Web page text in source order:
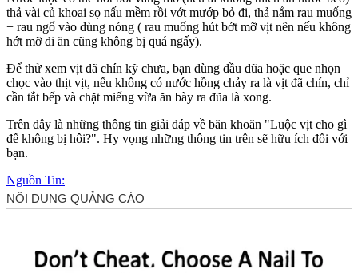
thả vài củ khoai sọ nấu mềm rồi vớt mướp bỏ đi, thả nắm rau muống
+ rau ngổ vào dùng nóng ( rau muống hút bớt mỡ vịt nên nếu không
hớt mỡ đi ăn cũng không bị quá ngấy).
Để thử xem vịt đã chín kỹ chưa, bạn dùng đầu đũa hoặc que nhọn
chọc vào thịt vịt, nếu không có nước hồng chảy ra là vịt đã chín, chỉ
cần tắt bếp và chặt miếng vừa ăn bày ra đũa là xong.
Trên đây là những thông tin giải đáp về băn khoăn "Luộc vịt cho gì
để không bị hôi?". Hy vọng những thông tin trên sẽ hữu ích đối với
bạn.
Nguồn Tin: